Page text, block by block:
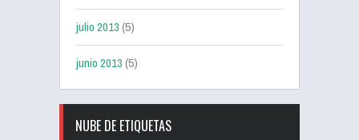
julio 2013(5)
junio 2013(5)
NUBE DE ETIQUETAS